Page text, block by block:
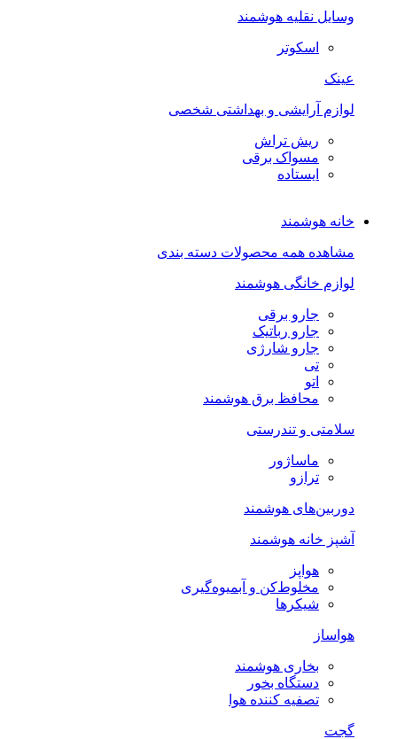
وسایل نقلیه هوشمند
اسکوتر
عینک
لوازم آرایشی و بهداشتی شخصی
ریش تراش
مسواک برقی
ایستاده
خانه هوشمند
مشاهده همه محصولات دسته بندی
لوازم خانگی هوشمند
جارو برقی
جارو رباتیک
جارو شارژی
تی
اتو
محافظ برق هوشمند
سلامتی و تندرستی
ماساژور
ترازو
دوربین‌های هوشمند
آشپز خانه هوشمند
هواپز
مخلوط‌کن و آبمیوه‌گیری
شیکرها
هواساز
بخاری هوشمند
دستگاه بخور
تصفیه کننده هوا
گجت